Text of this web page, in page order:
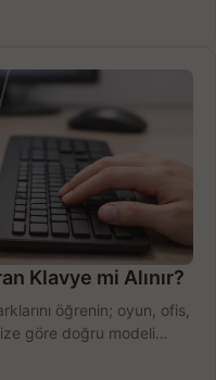
Klavye mi Alınır?
öğrenin; oyun, ofis,
göre doğru modeli